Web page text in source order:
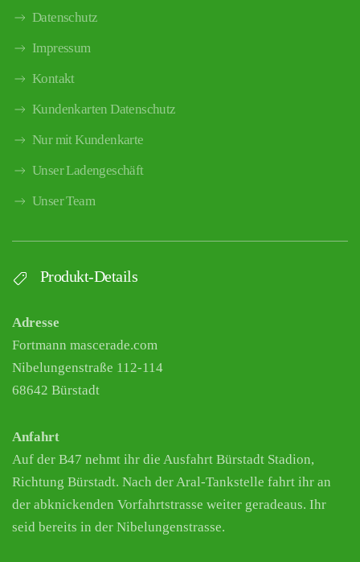
Datenschutz
Impressum
Kontakt
Kundenkarten Datenschutz
Nur mit Kundenkarte
Unser Ladengeschäft
Unser Team
Produkt-Details
Adresse
Fortmann mascerade.com
Nibelungenstraße 112-114
68642 Bürstadt
Anfahrt
Auf der B47 nehmt ihr die Ausfahrt Bürstadt Stadion,
Richtung Bürstadt. Nach der Aral-Tankstelle fahrt ihr an
der abknickenden Vorfahrtstrasse weiter geradeaus. Ihr
seid bereits in der Nibelungenstrasse.